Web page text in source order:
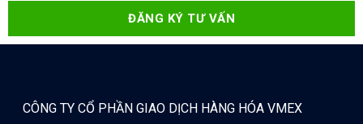
ĐĂNG KÝ TƯ VẤN
CÔNG TY CỔ PHẦN GIAO DỊCH HÀNG HÓA VMEX